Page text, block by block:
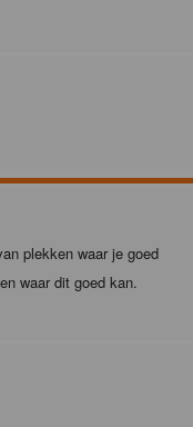
plekken waar je goed
waar dit goed kan.